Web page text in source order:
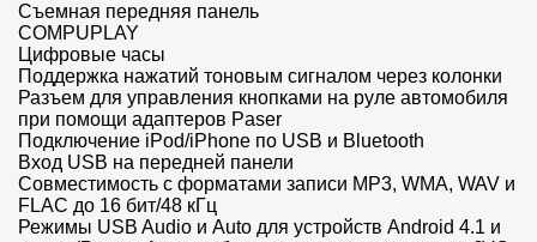
Cъемная передняя панель
COMPUPLAY
Цифровые часы
Поддержка нажатий тоновым сигналом через колонки
Разъем для управления кнопками на руле автомобиля
при помощи адаптеров Paser
Подключение iPod/iPhone по USB и Bluetooth
Вход USB на передней панели
Совместимость с форматами записи MP3, WMA, WAV и
FLAC до 16 бит/48 кГц
Режимы USB Audio и Auto для устройств Android 4.1 и